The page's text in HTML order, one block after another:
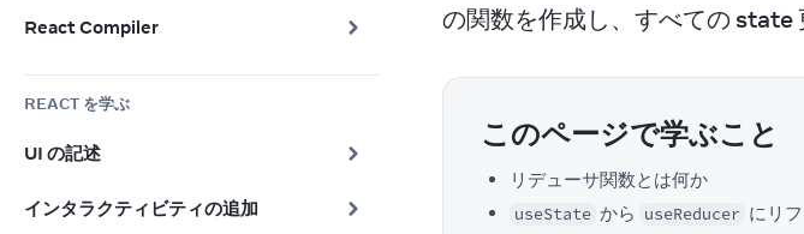
React Compiler
REACT を学ぶ
UI の記述
インタラクティビティの追加
の関数を作成し、すべての state
このページで学ぶこと
リデューサ関数とは何か
useState から useReducer にリ